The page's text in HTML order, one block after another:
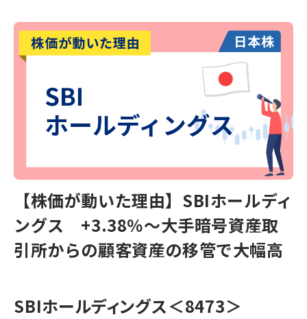
【株価が動いた理由】SBIホールディ
ングス +3.38％～大手暗号資産取
引所からの顧客資産の移管で大幅高
SBIホールディングス＜8473＞